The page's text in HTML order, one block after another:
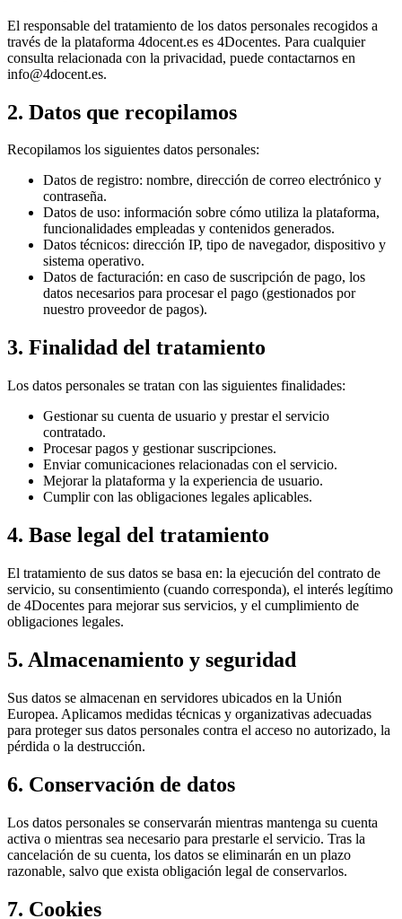
El responsable del tratamiento de los datos personales recogidos a
través de la plataforma 4docent.es es 4Docentes. Para cualquier
consulta relacionada con la privacidad, puede contactarnos en
info@4docent.es.
2. Datos que recopilamos
Recopilamos los siguientes datos personales:
Datos de registro: nombre, dirección de correo electrónico y
contraseña.
Datos de uso: información sobre cómo utiliza la plataforma,
funcionalidades empleadas y contenidos generados.
Datos técnicos: dirección IP, tipo de navegador, dispositivo y
sistema operativo.
Datos de facturación: en caso de suscripción de pago, los
datos necesarios para procesar el pago (gestionados por
nuestro proveedor de pagos).
3. Finalidad del tratamiento
Los datos personales se tratan con las siguientes finalidades:
Gestionar su cuenta de usuario y prestar el servicio
contratado.
Procesar pagos y gestionar suscripciones.
Enviar comunicaciones relacionadas con el servicio.
Mejorar la plataforma y la experiencia de usuario.
Cumplir con las obligaciones legales aplicables.
4. Base legal del tratamiento
El tratamiento de sus datos se basa en: la ejecución del contrato de
servicio, su consentimiento (cuando corresponda), el interés legítimo
de 4Docentes para mejorar sus servicios, y el cumplimiento de
obligaciones legales.
5. Almacenamiento y seguridad
Sus datos se almacenan en servidores ubicados en la Unión
Europea. Aplicamos medidas técnicas y organizativas adecuadas
para proteger sus datos personales contra el acceso no autorizado, la
pérdida o la destrucción.
6. Conservación de datos
Los datos personales se conservarán mientras mantenga su cuenta
activa o mientras sea necesario para prestarle el servicio. Tras la
cancelación de su cuenta, los datos se eliminarán en un plazo
razonable, salvo que exista obligación legal de conservarlos.
7. Cookies